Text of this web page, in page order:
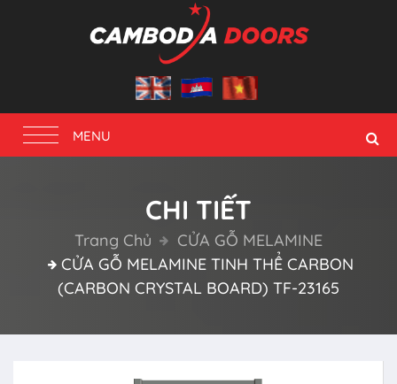
Toggle
navigation
MENU
CHI TIẾT
Trang Chủ
CỬA GỖ MELAMINE
CỬA GỖ MELAMINE TINH THỂ CARBON
(CARBON CRYSTAL BOARD) TF-23165